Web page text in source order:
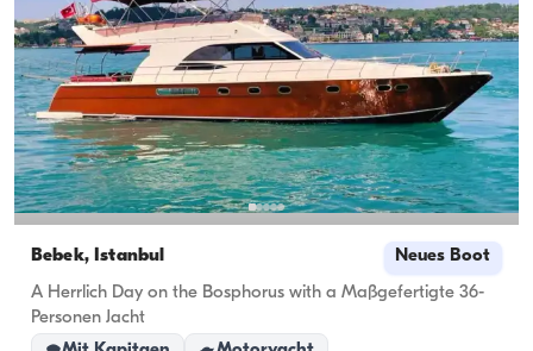
Bebek, İstanbul Neues Boot
A Herrlich Day on the Bosphorus with a Maßgefertigte 36-
Personen Jacht